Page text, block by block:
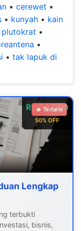
• cerewet •
• kunyah • kain
•
•
• tak lapuk di
Rp 99.000
50% OFF
🔥 Terlaris
Lengkap
terbukti
bisnis,